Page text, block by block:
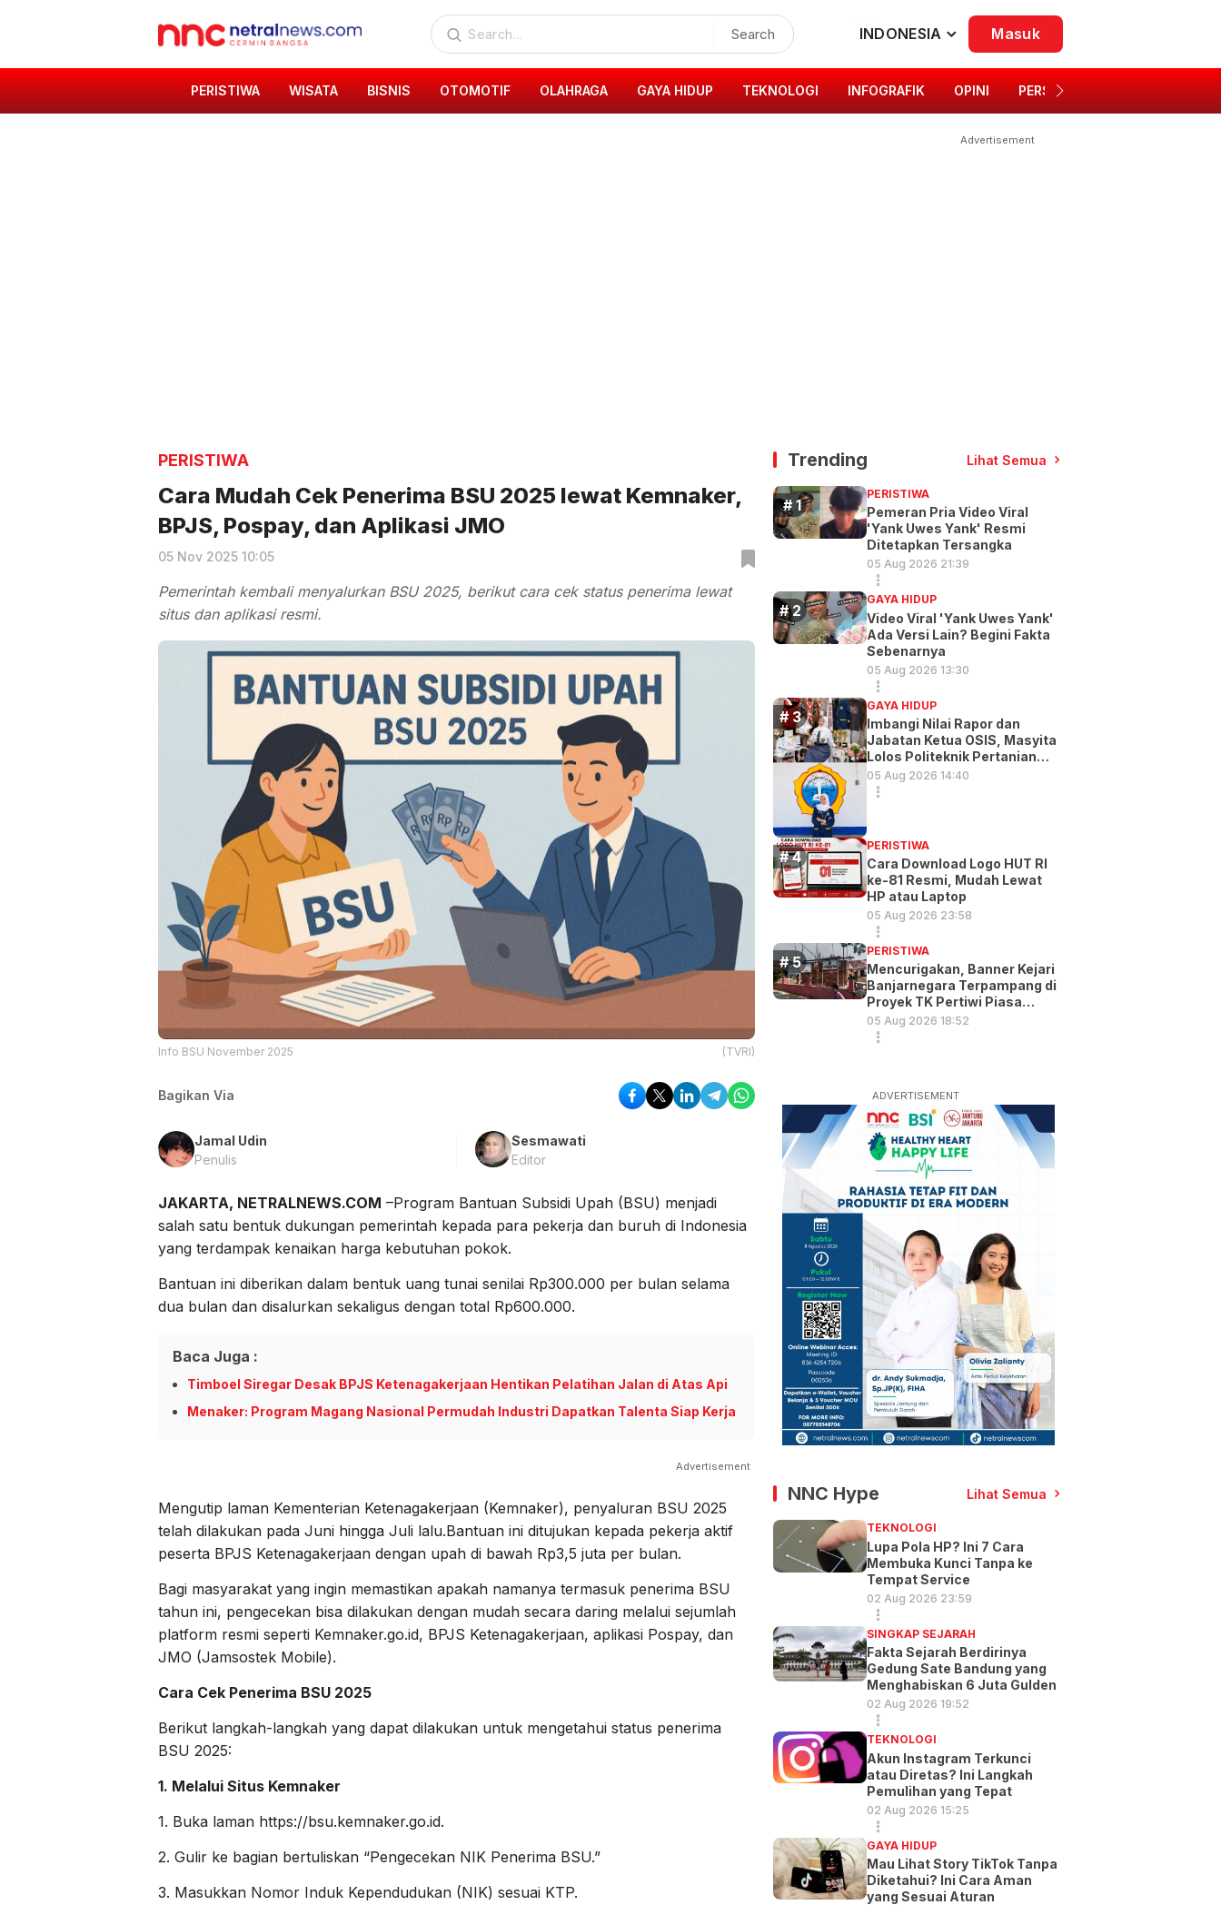
Search INDONESIA Masuk
PERISTIWA WISATA BISNIS OTOMOTIF OLAHRAGA GAYA HIDUP TEKNOLOGI INFOGRAFIK OPINI PERSONA
Advertisement
PERISTIWA
Cara Mudah Cek Penerima BSU 2025 lewat Kemnaker,
BPJS, Pospay, dan Aplikasi JMO
05 Nov 2025 10:05
Pemerintah kembali menyalurkan BSU 2025, berikut cara cek status penerima lewat
situs dan aplikasi resmi.
Info BSU November 2025 (TVRI)
Bagikan Via
Jamal Udin
Penulis
Sesmawati
Editor
JAKARTA, NETRALNEWS.COM –Program Bantuan Subsidi Upah (BSU) menjadi
salah satu bentuk dukungan pemerintah kepada para pekerja dan buruh di Indonesia
yang terdampak kenaikan harga kebutuhan pokok.
Bantuan ini diberikan dalam bentuk uang tunai senilai Rp300.000 per bulan selama
dua bulan dan disalurkan sekaligus dengan total Rp600.000.
Baca Juga :
Timboel Siregar Desak BPJS Ketenagakerjaan Hentikan Pelatihan Jalan di Atas Api
Menaker: Program Magang Nasional Permudah Industri Dapatkan Talenta Siap Kerja
Advertisement
Mengutip laman Kementerian Ketenagakerjaan (Kemnaker), penyaluran BSU 2025
telah dilakukan pada Juni hingga Juli lalu.Bantuan ini ditujukan kepada pekerja aktif
peserta BPJS Ketenagakerjaan dengan upah di bawah Rp3,5 juta per bulan.
Bagi masyarakat yang ingin memastikan apakah namanya termasuk penerima BSU
tahun ini, pengecekan bisa dilakukan dengan mudah secara daring melalui sejumlah
platform resmi seperti Kemnaker.go.id, BPJS Ketenagakerjaan, aplikasi Pospay, dan
JMO (Jamsostek Mobile).
Cara Cek Penerima BSU 2025
Berikut langkah-langkah yang dapat dilakukan untuk mengetahui status penerima
BSU 2025:
1. Melalui Situs Kemnaker
1. Buka laman https://bsu.kemnaker.go.id.
2. Gulir ke bagian bertuliskan “Pengecekan NIK Penerima BSU.”
3. Masukkan Nomor Induk Kependudukan (NIK) sesuai KTP.
Trending Lihat Semua
PERISTIWA
Pemeran Pria Video Viral
'Yank Uwes Yank' Resmi
Ditetapkan Tersangka
05 Aug 2026 21:39
GAYA HIDUP
Video Viral 'Yank Uwes Yank'
Ada Versi Lain? Begini Fakta
Sebenarnya
05 Aug 2026 13:30
GAYA HIDUP
Imbangi Nilai Rapor dan
Jabatan Ketua OSIS, Masyita
Lolos Politeknik Pertanian
Gowa
05 Aug 2026 14:40
PERISTIWA
Cara Download Logo HUT RI
ke-81 Resmi, Mudah Lewat
HP atau Laptop
05 Aug 2026 23:58
PERISTIWA
Mencurigakan, Banner Kejari
Banjarnegara Terpampang di
Proyek TK Pertiwi Piasa
Wetan
05 Aug 2026 18:52
ADVERTISEMENT
NNC Hype Lihat Semua
TEKNOLOGI
Lupa Pola HP? Ini 7 Cara
Membuka Kunci Tanpa ke
Tempat Service
02 Aug 2026 23:59
SINGKAP SEJARAH
Fakta Sejarah Berdirinya
Gedung Sate Bandung yang
Menghabiskan 6 Juta Gulden
02 Aug 2026 19:52
TEKNOLOGI
Akun Instagram Terkunci
atau Diretas? Ini Langkah
Pemulihan yang Tepat
02 Aug 2026 15:25
GAYA HIDUP
Mau Lihat Story TikTok Tanpa
Diketahui? Ini Cara Aman
yang Sesuai Aturan